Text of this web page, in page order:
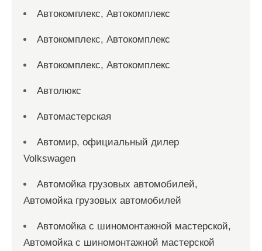
Автокомплекс, Автокомплекс
Автокомплекс, Автокомплекс
Автокомплекс, Автокомплекс
Автолюкс
Автомастерская
Автомир, официальный дилер
Volkswagen
Автомойка грузовых автомобилей,
Автомойка грузовых автомобилей
Автомойка с шиномонтажной мастерской,
Автомойка с шиномонтажной мастерской